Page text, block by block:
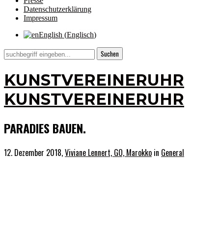
Datenschutzerklärung
Impressum
English (Englisch)
KUNSTVEREINERUHR
KUNSTVEREINERUHR
PARADIES BAUEN.
12. Dezember 2018,Viviane Lennert, GO, Marokko in General